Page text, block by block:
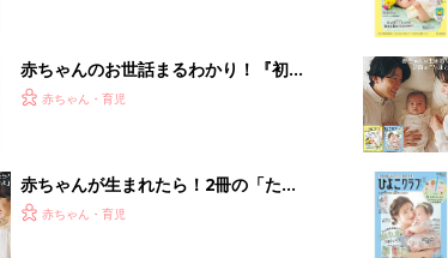
赤ちゃんのお世話まるわかり！『初め
てのひよこクラブ 夏号』〈巻頭大特
赤ちゃん・育児
赤ちゃんが生まれたら！2冊の「たま
ひよ」
赤ちゃん・育児